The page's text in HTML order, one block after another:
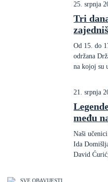
25. srpnja
Tri
Od 15. do
održana
na kojoj su
21. srpnja
među
Naši
Ida
David
SVE OBAVIJESTI